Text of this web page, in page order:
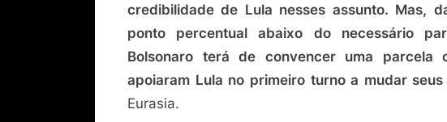
credibilidade de Lula nesses assunto. Mas,
ponto percentual abaixo do necessário
Bolsonaro terá de convencer uma parcela
apoiaram Lula no primeiro turno a mudar
Eurasia.